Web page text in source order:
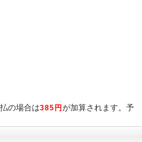
ごはん
の場合は385円 が加算されます。予